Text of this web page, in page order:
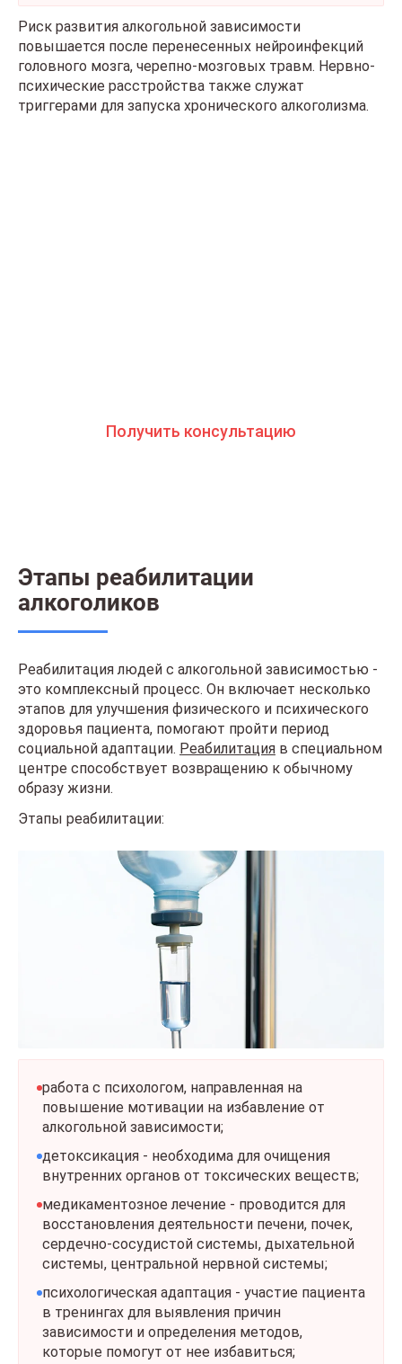
Риск развития алкогольной зависимости
повышается после перенесенных нейроинфекций
головного мозга, черепно-мозговых травм. Нервно-
психические расстройства также служат
триггерами для запуска хронического алкоголизма.
Получить консультацию
Этапы реабилитации
алкоголиков
Реабилитация людей с алкогольной зависимостью -
это комплексный процесс. Он включает несколько
этапов для улучшения физического и психического
здоровья пациента, помогают пройти период
социальной адаптации. Реабилитация в специальном
центре способствует возвращению к обычному
образу жизни.
Этапы реабилитации:
работа с психологом, направленная на
повышение мотивации на избавление от
алкогольной зависимости;
детоксикация - необходима для очищения
внутренних органов от токсических веществ;
медикаментозное лечение - проводится для
восстановления деятельности печени, почек,
сердечно-сосудистой системы, дыхательной
системы, центральной нервной системы;
психологическая адаптация - участие пациента
в тренингах для выявления причин
зависимости и определения методов,
которые помогут от нее избавиться;